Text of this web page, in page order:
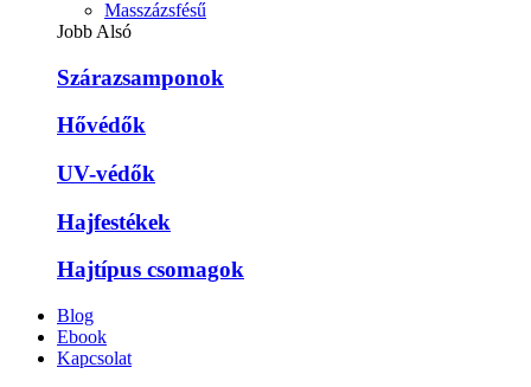
Masszázsfésű
Jobb Alsó
Szárazsamponok
Hővédők
UV-védők
Hajfestékek
Hajtípus csomagok
Blog
Ebook
Kapcsolat